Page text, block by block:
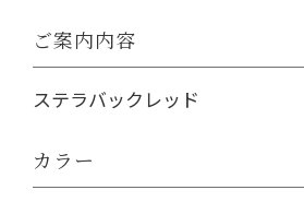
ご案内内容
ステラバックレッド
カラー